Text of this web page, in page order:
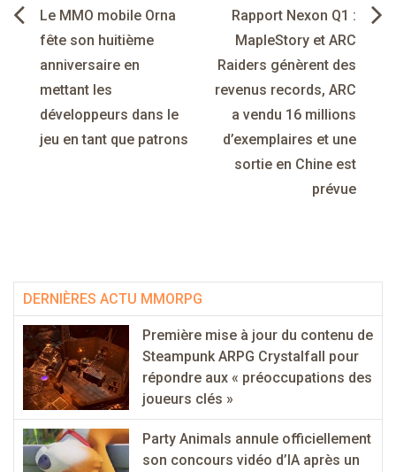
Navigation
de
l’article
Le MMO mobile Orna
fête son huitième
anniversaire en
mettant les
développeurs dans le
jeu en tant que patrons
Rapport Nexon Q1 :
MapleStory et ARC
Raiders génèrent des
revenus records, ARC
a vendu 16 millions
d’exemplaires et une
sortie en Chine est
prévue
DERNIÈRES ACTU MMORPG
Première mise à jour du contenu de
Steampunk ARPG Crystalfall pour
répondre aux « préoccupations des
joueurs clés »
Party Animals annule officiellement
son concours vidéo d’IA après un